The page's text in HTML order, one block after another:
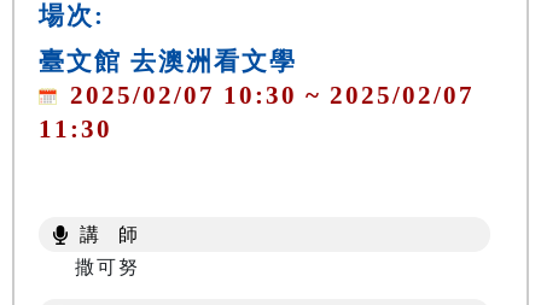
場次:
臺文館 去澳洲看文學
2025/02/07 10:30 ~ 2025/02/07
11:30
講 師
撒可努